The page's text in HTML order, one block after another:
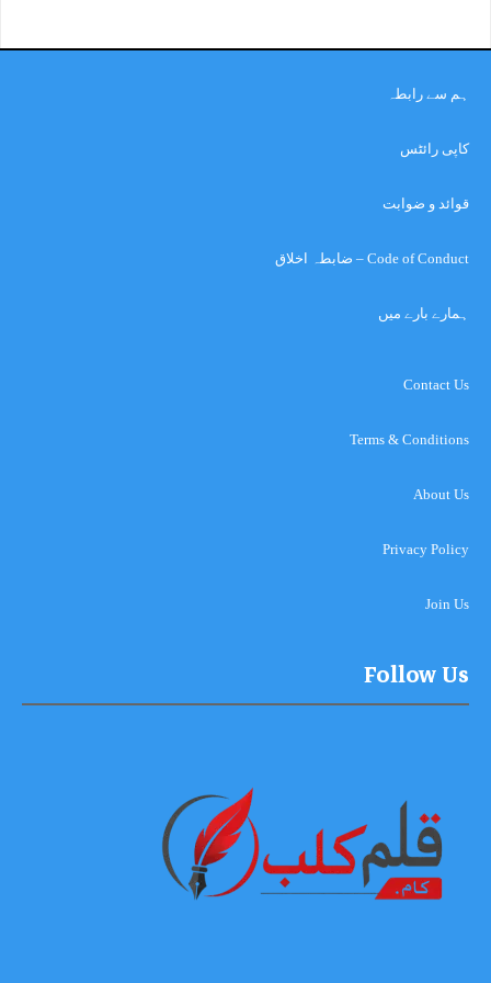
ہم سے رابطہ
کاپی رائٹس
قوائد و ضوابت
Code of Conduct – ضابطہ اخلاق
ہمارے بارے میں
Contact Us
Terms & Conditions
About Us
Privacy Policy
Join Us
Follow Us